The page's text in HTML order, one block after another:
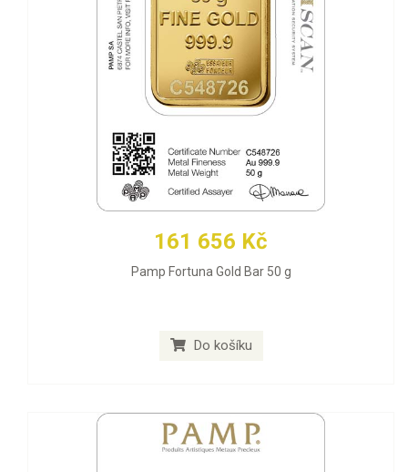
161 656 Kč
Pamp Fortuna Gold Bar 50 g
Do košíku